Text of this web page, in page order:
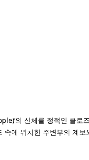
의 신체를 정적인 클로
속에 위치한 주변부의 계